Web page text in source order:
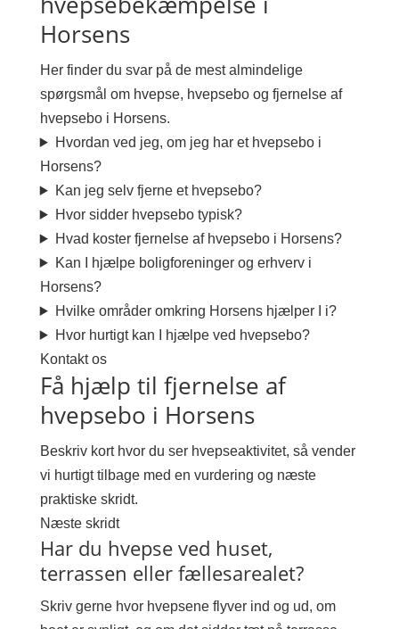
Horsens
Her finder du svar på de mest almindelige
spørgsmål om hvepse, hvepsebo og fjernelse af
hvepsebo i Horsens.
Hvordan ved jeg, om jeg har et hvepsebo i
Horsens?
Kan jeg selv fjerne et hvepsebo?
Hvor sidder hvepsebo typisk?
Hvad koster fjernelse af hvepsebo i Horsens?
Kan I hjælpe boligforeninger og erhverv i
Horsens?
Hvilke områder omkring Horsens hjælper I i?
Hvor hurtigt kan I hjælpe ved hvepsebo?
Kontakt os
Få hjælp til fjernelse af
hvepsebo i Horsens
Beskriv kort hvor du ser hvepseaktivitet, så vender
vi hurtigt tilbage med en vurdering og næste
praktiske skridt.
Næste skridt
Har du hvepse ved huset,
terrassen eller fællesarealet?
Skriv gerne hvor hvepsene flyver ind og ud, om